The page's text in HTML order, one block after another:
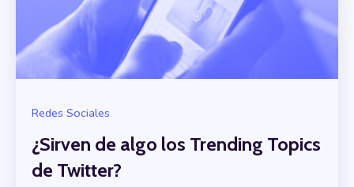
Redes Sociales
¿Sirven de algo los Trending Topics
de Twitter?